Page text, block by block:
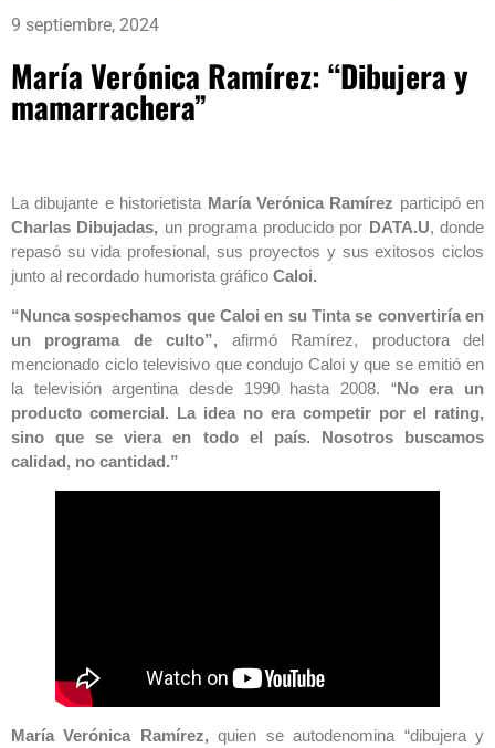
9 septiembre, 2024
María Verónica Ramírez: “Dibujera y
mamarrachera”
La dibujante e historietista María Verónica Ramírez participó en
Charlas Dibujadas, un programa producido por DATA.U, donde
repasó su vida profesional, sus proyectos y sus exitosos ciclos
junto al recordado humorista gráfico Caloi.
“Nunca sospechamos que Caloi en su Tinta se convertiría en
un programa de culto”, afirmó Ramírez, productora del
mencionado ciclo televisivo que condujo Caloi y que se emitió en
la televisión argentina desde 1990 hasta 2008. “No era un
producto comercial. La idea no era competir por el rating,
sino que se viera en todo el país. Nosotros buscamos
calidad, no cantidad.”
María Verónica Ramírez, quien se autodenomina “dibujera y